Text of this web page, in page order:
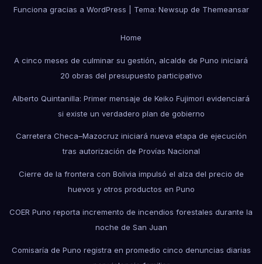
Funciona gracias a WordPress Tema: Newsup de Themeansar
Home
A cinco meses de culminar su gestión, alcalde de Puno iniciará
20 obras del presupuesto participativo
Alberto Quintanilla: Primer mensaje de Keiko Fujimori evidenciará
si existe un verdadero plan de gobierno
Carretera Checa–Mazocruz iniciará nueva etapa de ejecución
tras autorización de Provías Nacional
Cierre de la frontera con Bolivia impulsó el alza del precio de
huevos y otros productos en Puno
COER Puno reporta incremento de incendios forestales durante la
noche de San Juan
Comisaría de Puno registra en promedio cinco denuncias diarias